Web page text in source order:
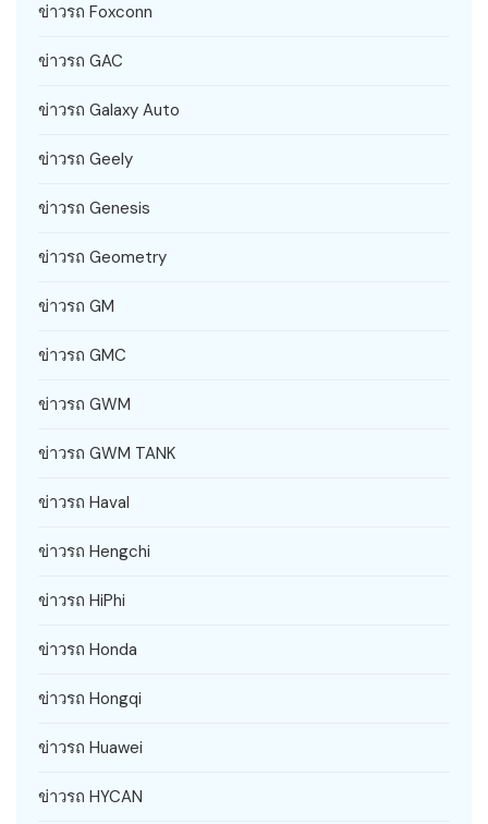
ข่าวรถ Foxconn
ข่าวรถ GAC
ข่าวรถ Galaxy Auto
ข่าวรถ Geely
ข่าวรถ Genesis
ข่าวรถ Geometry
ข่าวรถ GM
ข่าวรถ GMC
ข่าวรถ GWM
ข่าวรถ GWM TANK
ข่าวรถ Haval
ข่าวรถ Hengchi
ข่าวรถ HiPhi
ข่าวรถ Honda
ข่าวรถ Hongqi
ข่าวรถ Huawei
ข่าวรถ HYCAN